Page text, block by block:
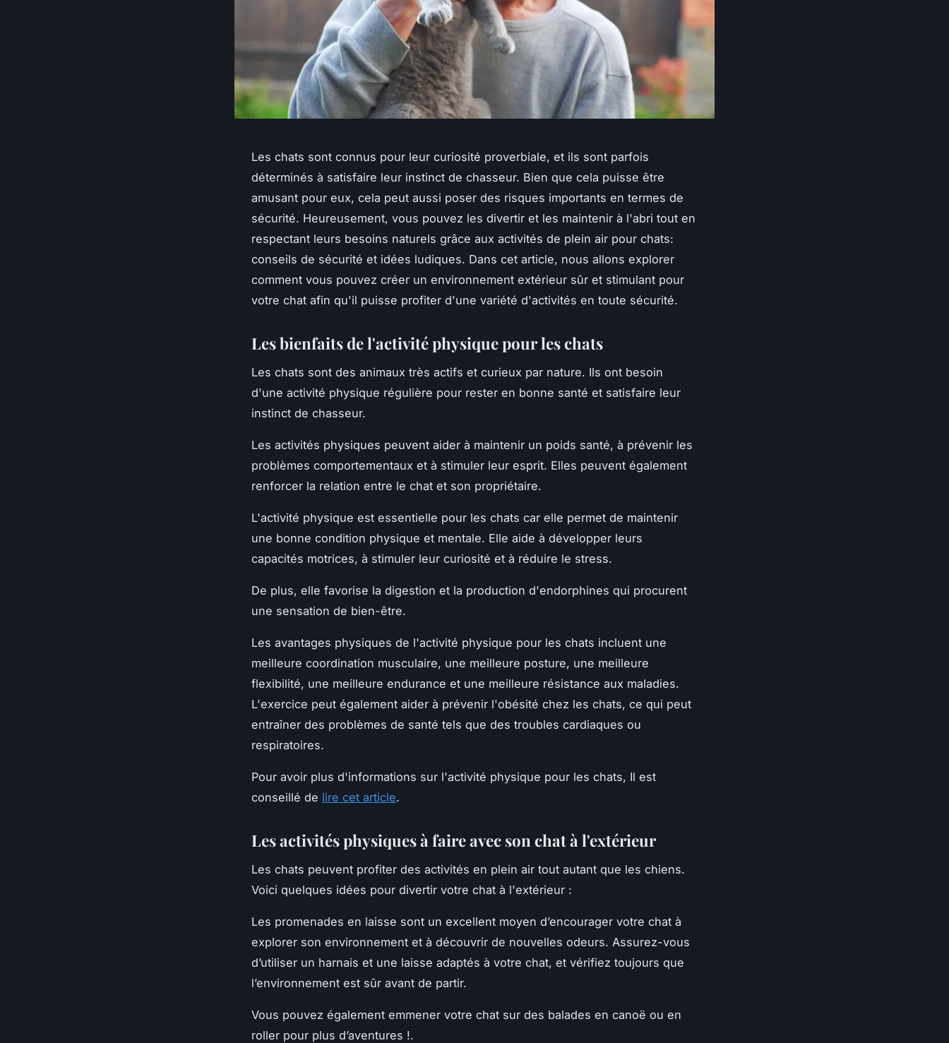
Les chats sont connus pour leur curiosité proverbiale, et ils sont parfois
déterminés à satisfaire leur instinct de chasseur. Bien que cela puisse être
amusant pour eux, cela peut aussi poser des risques importants en termes de
sécurité. Heureusement, vous pouvez les divertir et les maintenir à l'abri tout en
respectant leurs besoins naturels grâce aux activités de plein air pour chats:
conseils de sécurité et idées ludiques. Dans cet article, nous allons explorer
comment vous pouvez créer un environnement extérieur sûr et stimulant pour
votre chat afin qu'il puisse profiter d'une variété d'activités en toute sécurité.
Les bienfaits de l'activité physique pour les chats
Les chats sont des animaux très actifs et curieux par nature. Ils ont besoin
d'une activité physique régulière pour rester en bonne santé et satisfaire leur
instinct de chasseur.
Les activités physiques peuvent aider à maintenir un poids santé, à prévenir les
problèmes comportementaux et à stimuler leur esprit. Elles peuvent également
renforcer la relation entre le chat et son propriétaire.
L'activité physique est essentielle pour les chats car elle permet de maintenir
une bonne condition physique et mentale. Elle aide à développer leurs
capacités motrices, à stimuler leur curiosité et à réduire le stress.
De plus, elle favorise la digestion et la production d'endorphines qui procurent
une sensation de bien-être.
Les avantages physiques de l'activité physique pour les chats incluent une
meilleure coordination musculaire, une meilleure posture, une meilleure
flexibilité, une meilleure endurance et une meilleure résistance aux maladies.
L'exercice peut également aider à prévenir l'obésité chez les chats, ce qui peut
entraîner des problèmes de santé tels que des troubles cardiaques ou
respiratoires.
Pour avoir plus d'informations sur l'activité physique pour les chats, Il est
conseillé de lire cet article.
Les activités physiques à faire avec son chat à l'extérieur
Les chats peuvent profiter des activités en plein air tout autant que les chiens.
Voici quelques idées pour divertir votre chat à l'extérieur :
Les promenades en laisse sont un excellent moyen d’encourager votre chat à
explorer son environnement et à découvrir de nouvelles odeurs. Assurez-vous
d’utiliser un harnais et une laisse adaptés à votre chat, et vérifiez toujours que
l’environnement est sûr avant de partir.
Vous pouvez également emmener votre chat sur des balades en canoë ou en
roller pour plus d’aventures !.